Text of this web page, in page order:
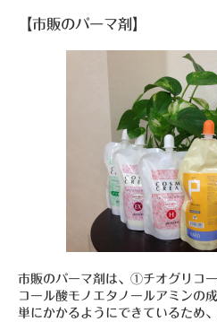
【市販のパーマ剤】
市販のパーマ剤は、①チオグリコ
コール酸モノエタノールアミンの
単にかかるようにできているため